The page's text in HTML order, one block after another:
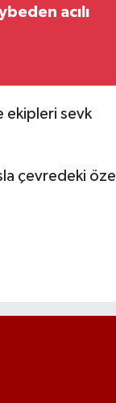
acılı
ekipleri sevk
çevredeki özel